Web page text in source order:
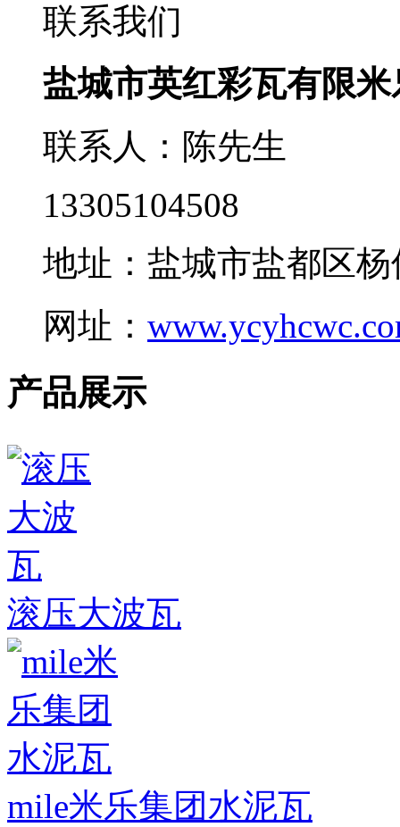
联系我们
盐城市英红彩瓦有限
联系人：陈先生
13305104508
地址：盐城市盐都区
网址：
产品展示
滚压大波瓦
mile米乐集团水泥瓦